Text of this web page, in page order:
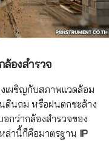
องสำรวจ
เผชิญกับสภาพแวดล้อม
ดินถม หรือฝนตกชะล้าง
กว่ากล้องสำรวจของ
ล่านี้ก็คือมาตรฐาน IP